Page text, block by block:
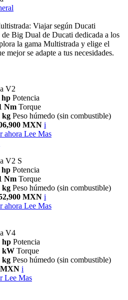
Viajar según Ducati
Big Dual de Ducati dedicada a los
la gama Multistrada y elige el
mejor se adapte a tus necesidades.
V2
hp Potencia
Nm Torque
kg Peso húmedo (sin combustible)
MXN i
ahora Lee Mas
V2 S
hp Potencia
Nm Torque
kg Peso húmedo (sin combustible)
MXN i
ahora Lee Mas
V4
hp Potencia
kW Torque
kg Peso húmedo (sin combustible)
MXN i
Lee Mas